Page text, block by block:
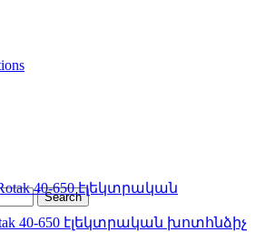
Search
40-650 էլեկտրական խոտհնձիչ